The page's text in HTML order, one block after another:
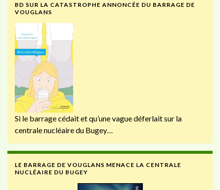
BD SUR LA CATASTROPHE ANNONCÉE DU BARRAGE DE
VOUGLANS
Si le barrage cédait et qu’une vague déferlait sur la
centrale nucléaire du Bugey…
LE BARRAGE DE VOUGLANS MENACE LA CENTRALE
NUCLÉAIRE DU BUGEY